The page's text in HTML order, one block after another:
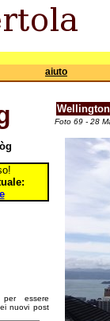
aiuto
essere
nuovi post
Wellington
Foto 69 - 28